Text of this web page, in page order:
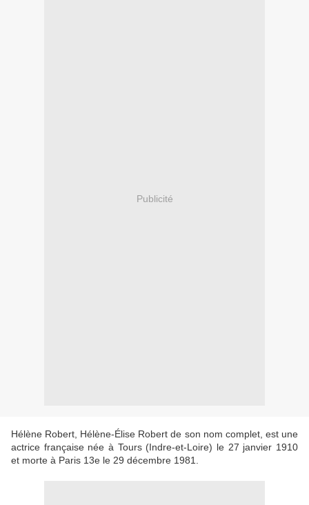
Publicité
Hélène Robert, Hélène-Élise Robert de son nom complet, est une
actrice française née à Tours (Indre-et-Loire) le 27 janvier 1910
et morte à Paris 13e le 29 décembre 1981.